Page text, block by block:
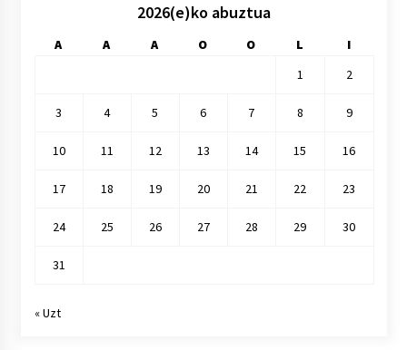
2026(e)ko abuztua
A A A O O L
I
1
2
3 4 5 6 7 8 9
10 11 12 13 14 15 16
17 18 19 20 21 22 23
24 25 26 27 28 29 30
31
« Uzt